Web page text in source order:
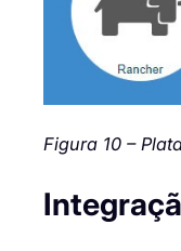
Figura 10 –